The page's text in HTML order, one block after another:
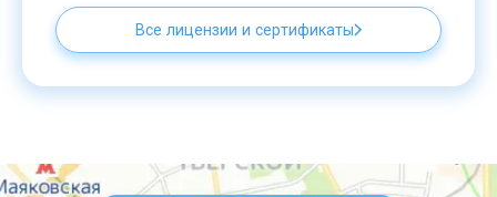
Все лицензии и сертификаты